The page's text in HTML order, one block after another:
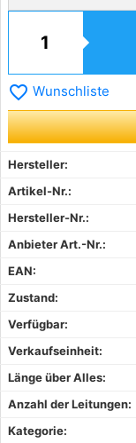
favorite_border Wunschliste
Hersteller:
Artikel-Nr.:
Hersteller-Nr.:
Anbieter Art.-Nr.:
EAN:
Zustand:
Verfügbar:
Verkaufseinheit:
Länge über Alles:
Anzahl der Leitungen:
Kategorie: